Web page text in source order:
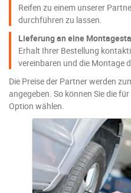
Reifen zu einem unserer
durchführen zu lassen.
Lieferung an eine
Erhalt Ihrer Bestellung
vereinbaren und die Montage
Die Preise der Partner werden
angegeben. So können Sie die
Option wählen.